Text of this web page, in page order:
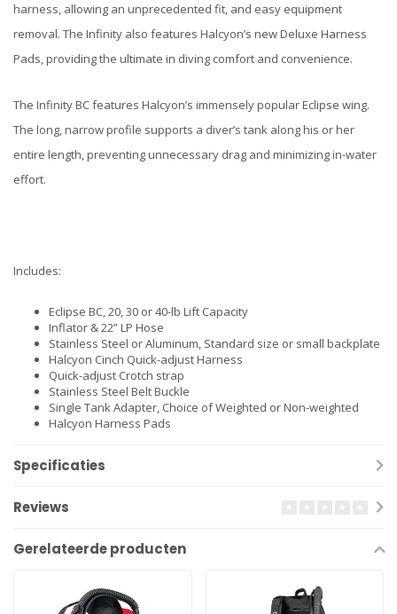
harness, allowing an unprecedented fit, and easy equipment
removal. The Infinity also features Halcyon’s new Deluxe Harness
Pads, providing the ultimate in diving comfort and convenience.
The Infinity BC features Halcyon’s immensely popular Eclipse wing.
The long, narrow profile supports a diver’s tank along his or her
entire length, preventing unnecessary drag and minimizing in-water
effort.
Includes:
Eclipse BC, 20, 30 or 40-lb Lift Capacity
Inflator & 22” LP Hose
Stainless Steel or Aluminum, Standard size or small backplate
Halcyon Cinch Quick-adjust Harness
Quick-adjust Crotch strap
Stainless Steel Belt Buckle
Single Tank Adapter, Choice of Weighted or Non-weighted
Halcyon Harness Pads
Specificaties
Reviews
Gerelateerde producten